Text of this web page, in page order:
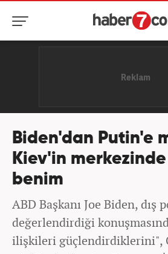
Biden'dan Putin'e
Kiev'in
benim
ABD Başkanı Joe Biden, dış
değerlendirdiği
ilişkileri güçlendirdiklerini",